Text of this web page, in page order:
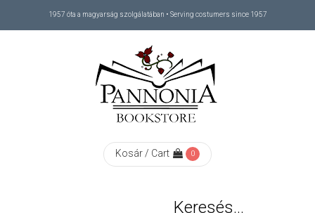
1957 óta a magyarság szolgálatában • Serving costumers since 1957
Kosár / Cart 0
Keresés…